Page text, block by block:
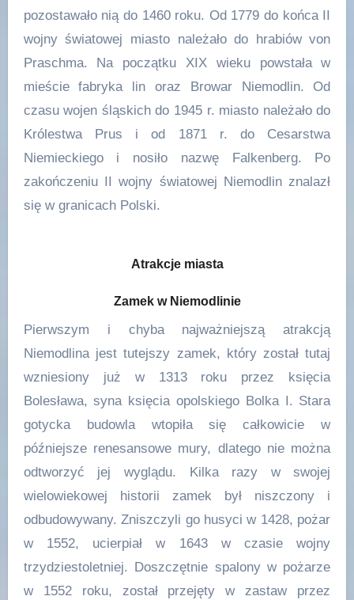
pozostawało nią do 1460 roku. Od 1779 do końca II
wojny światowej miasto należało do hrabiów von
Praschma. Na początku XIX wieku powstała w
mieście fabryka lin oraz Browar Niemodlin. Od
czasu wojen śląskich do 1945 r. miasto należało do
Królestwa Prus i od 1871 r. do Cesarstwa
Niemieckiego i nosiło nazwę Falkenberg. Po
zakończeniu II wojny światowej Niemodlin znalazł
się w granicach Polski.
Atrakcje miasta
Zamek w Niemodlinie
Pierwszym i chyba najważniejszą atrakcją
Niemodlina jest tutejszy zamek, który został tutaj
wzniesiony już w 1313 roku przez księcia
Bolesława, syna księcia opolskiego Bolka I. Stara
gotycka budowla wtopiła się całkowicie w
późniejsze renesansowe mury, dlatego nie można
odtworzyć jej wyglądu. Kilka razy w swojej
wielowiekowej historii zamek był niszczony i
odbudowywany. Zniszczyli go husyci w 1428, pożar
w 1552, ucierpiał w 1643 w czasie wojny
trzydziestoletniej. Doszczętnie spalony w pożarze
w 1552 roku, został przejęty w zastaw przez